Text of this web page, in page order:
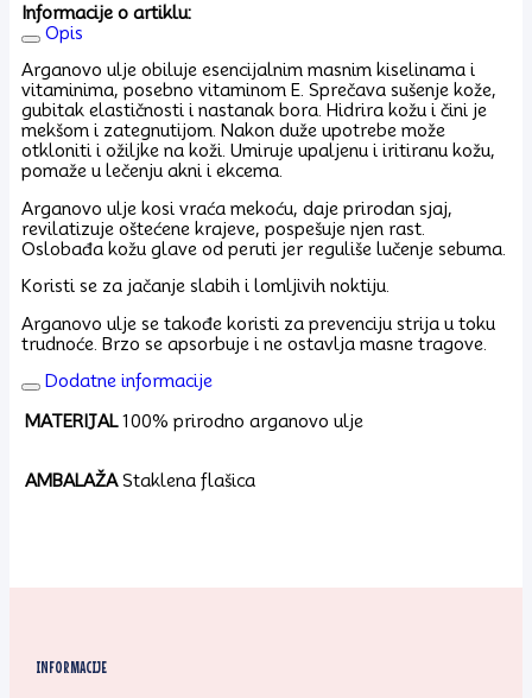
Informacije o artiklu:
Opis
Arganovo ulje obiluje esencijalnim masnim kiselinama i
vitaminima, posebno vitaminom E. Sprečava sušenje kože,
gubitak elastičnosti i nastanak bora. Hidrira kožu i čini je
mekšom i zategnutijom. Nakon duže upotrebe može
otkloniti i ožiljke na koži. Umiruje upaljenu i iritiranu kožu,
pomaže u lečenju akni i ekcema.
Arganovo ulje kosi vraća mekoću, daje prirodan sjaj,
revilatizuje oštećene krajeve, pospešuje njen rast.
Oslobađa kožu glave od peruti jer reguliše lučenje sebuma.
Koristi se za jačanje slabih i lomljivih noktiju.
Arganovo ulje se takođe koristi za prevenciju strija u toku
trudnoće. Brzo se apsorbuje i ne ostavlja masne tragove.
Dodatne informacije
MATERIJAL 100% prirodno arganovo ulje
AMBALAŽA Staklena flašica
INFORMACIJE